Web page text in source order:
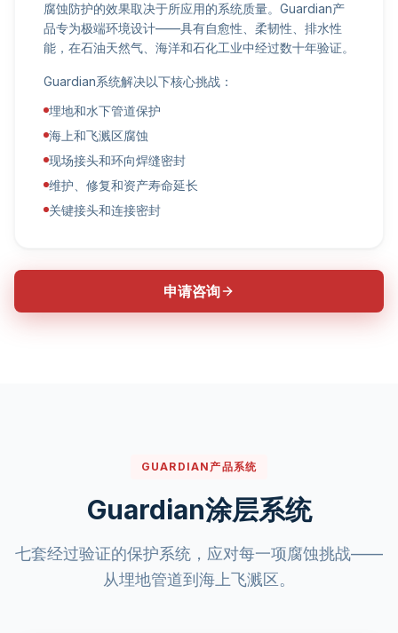
腐蚀防护的效果取决于所应用的系统质量。Guardian产
品专为极端环境设计——具有自愈性、柔韧性、排水性
能，在石油天然气、海洋和石化工业中经过数十年验证。
Guardian系统解决以下核心挑战：
埋地和水下管道保护
海上和飞溅区腐蚀
现场接头和环向焊缝密封
维护、修复和资产寿命延长
关键接头和连接密封
申请咨询
GUARDIAN产品系统
Guardian涂层系统
七套经过验证的保护系统，应对每一项腐蚀挑战——
从埋地管道到海上飞溅区。